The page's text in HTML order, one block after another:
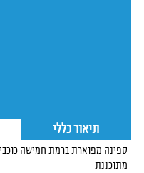
תיאור כללי
מתוכננת